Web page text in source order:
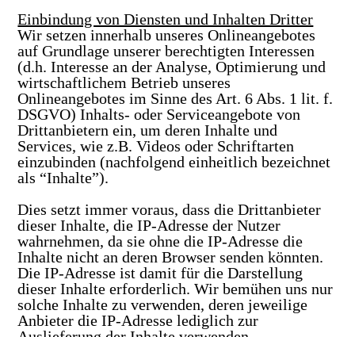
Einbindung von Diensten und Inhalten Dritter
Wir setzen innerhalb unseres Onlineangebotes
auf Grundlage unserer berechtigten Interessen
(d.h. Interesse an der Analyse, Optimierung und
wirtschaftlichem Betrieb unseres
Onlineangebotes im Sinne des Art. 6 Abs. 1 lit. f.
DSGVO) Inhalts- oder Serviceangebote von
Drittanbietern ein, um deren Inhalte und
Services, wie z.B. Videos oder Schriftarten
einzubinden (nachfolgend einheitlich bezeichnet
als “Inhalte”).
Dies setzt immer voraus, dass die Drittanbieter
dieser Inhalte, die IP-Adresse der Nutzer
wahrnehmen, da sie ohne die IP-Adresse die
Inhalte nicht an deren Browser senden könnten.
Die IP-Adresse ist damit für die Darstellung
dieser Inhalte erforderlich. Wir bemühen uns nur
solche Inhalte zu verwenden, deren jeweilige
Anbieter die IP-Adresse lediglich zur